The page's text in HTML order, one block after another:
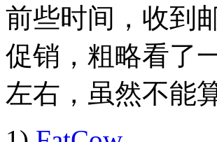
前些时间，收到
促销，粗略看了
左右，虽然不能